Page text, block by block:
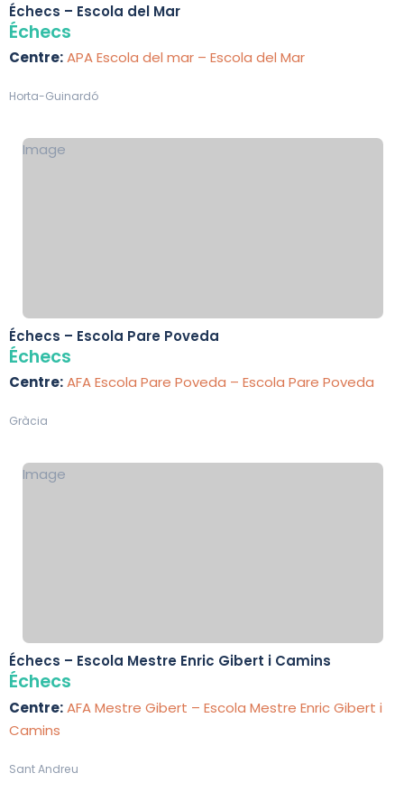
Échecs – Escola del Mar
Échecs
Centre:APA Escola del mar – Escola del Mar
Horta-Guinardó
Image
Échecs – Escola Pare Poveda
Échecs
Centre:AFA Escola Pare Poveda – Escola Pare Poveda
Gràcia
Image
Échecs – Escola Mestre Enric Gibert i Camins
Échecs
Centre:AFA Mestre Gibert – Escola Mestre Enric Gibert i
Camins
Sant Andreu